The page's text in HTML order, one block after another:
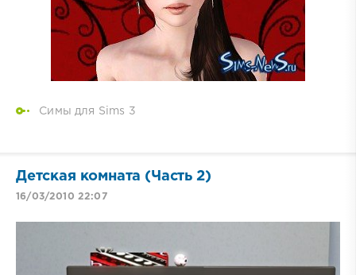
Симы для Sims 3
Детская комната (Часть 2)
16/03/2010 22:07